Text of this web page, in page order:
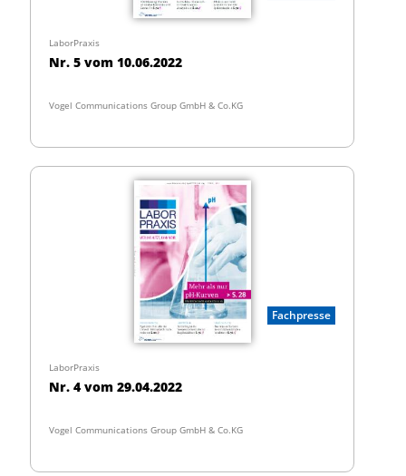
LaborPraxis
Nr. 5 vom 10.06.2022
Vogel Communications Group GmbH & Co.KG
Fachpresse
LaborPraxis
Nr. 4 vom 29.04.2022
Vogel Communications Group GmbH & Co.KG